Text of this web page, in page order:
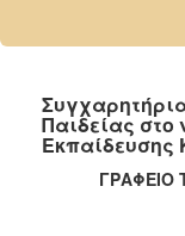
2024
2022
2021
Παιδείας στο
Εκπαίδευσης
ΓΡΑΦΕΙΟ